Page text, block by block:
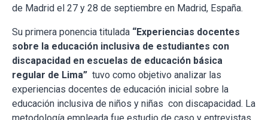
de Madrid el 27 y 28 de septiembre en Madrid, España.
Su primera ponencia titulada “Experiencias docentes
sobre la educación inclusiva de estudiantes con
discapacidad en escuelas de educación básica
regular de Lima” tuvo como objetivo analizar las
experiencias docentes de educación inicial sobre la
educación inclusiva de niños y niñas con discapacidad. La